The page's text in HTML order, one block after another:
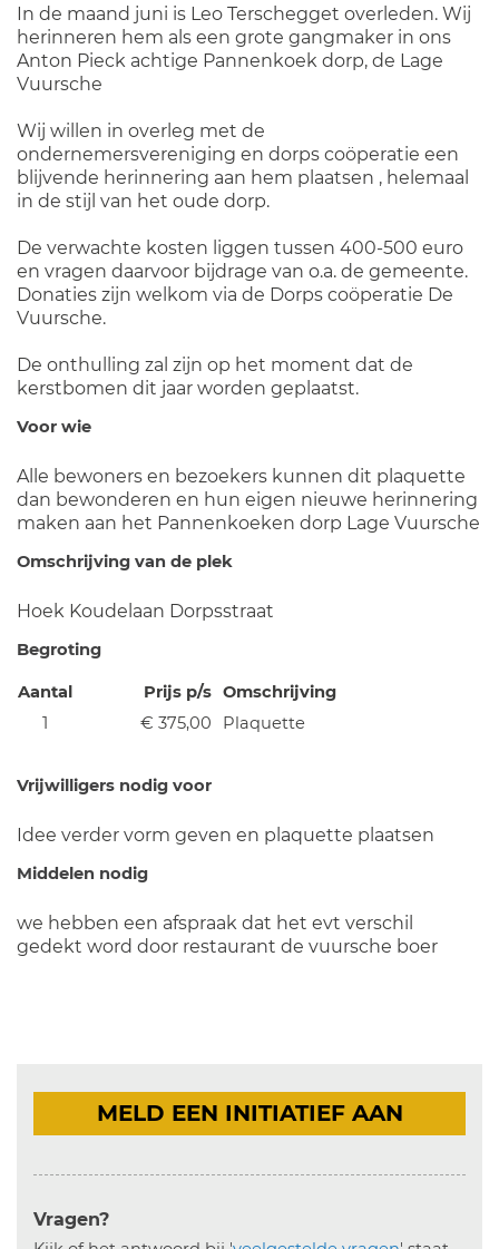
In de maand juni is Leo Terschegget overleden. Wij
herinneren hem als een grote gangmaker in ons
Anton Pieck achtige Pannenkoek dorp, de Lage
Vuursche
Wij willen in overleg met de
ondernemersvereniging en dorps coöperatie een
blijvende herinnering aan hem plaatsen , helemaal
in de stijl van het oude dorp.
De verwachte kosten liggen tussen 400-500 euro
en vragen daarvoor bijdrage van o.a. de gemeente.
Donaties zijn welkom via de Dorps coöperatie De
Vuursche.
De onthulling zal zijn op het moment dat de
kerstbomen dit jaar worden geplaatst.
Voor wie
Alle bewoners en bezoekers kunnen dit plaquette
dan bewonderen en hun eigen nieuwe herinnering
maken aan het Pannenkoeken dorp Lage Vuursche
Omschrijving van de plek
Hoek Koudelaan Dorpsstraat
Begroting
Aantal Prijs p/s Omschrijving
1
€ 375,00 Plaquette
Vrijwilligers nodig voor
Idee verder vorm geven en plaquette plaatsen
Middelen nodig
we hebben een afspraak dat het evt verschil
gedekt word door restaurant de vuursche boer
MELD EEN INITIATIEF AAN
Vragen?